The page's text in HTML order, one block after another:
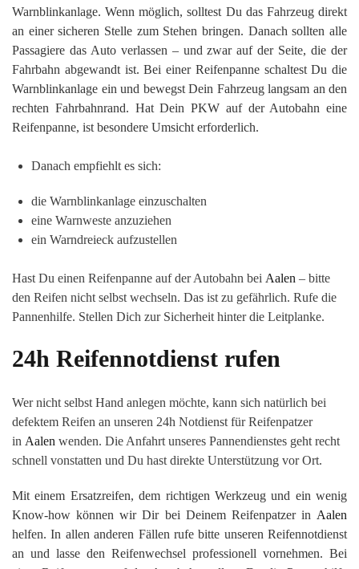
Warnblinkanlage. Wenn möglich, solltest Du das Fahrzeug direkt
an einer sicheren Stelle zum Stehen bringen. Danach sollten alle
Passagiere das Auto verlassen – und zwar auf der Seite, die der
Fahrbahn abgewandt ist. Bei einer Reifenpanne schaltest Du die
Warnblinkanlage ein und bewegst Dein Fahrzeug langsam an den
rechten Fahrbahnrand. Hat Dein PKW auf der Autobahn eine
Reifenpanne, ist besondere Umsicht erforderlich.
Danach empfiehlt es sich:
die Warnblinkanlage einzuschalten
eine Warnweste anzuziehen
ein Warndreieck aufzustellen
Hast Du einen Reifenpanne auf der Autobahn bei Aalen – bitte
den Reifen nicht selbst wechseln. Das ist zu gefährlich. Rufe die
Pannenhilfe. Stellen Dich zur Sicherheit hinter die Leitplanke.
24h Reifennotdienst rufen
Wer nicht selbst Hand anlegen möchte, kann sich natürlich bei
defektem Reifen an unseren 24h Notdienst für Reifenpatzer
in Aalen wenden. Die Anfahrt unseres Pannendienstes geht recht
schnell vonstatten und Du hast direkte Unterstützung vor Ort.
Mit einem Ersatzreifen, dem richtigen Werkzeug und ein wenig
Know-how können wir Dir bei Deinem Reifenpatzer in Aalen
helfen. In allen anderen Fällen rufe bitte unseren Reifennotdienst
an und lasse den Reifenwechsel professionell vornehmen. Bei